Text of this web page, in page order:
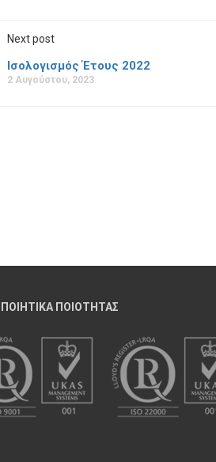
Next post
Ισολογισμός Έτους 2022
2 Αυγούστου, 2023
ΠΟΙΟΤΗΤΑΣ